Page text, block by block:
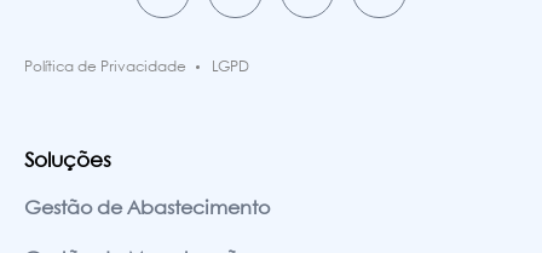
Política de Privacidade LGPD
Soluções
Gestão de Abastecimento